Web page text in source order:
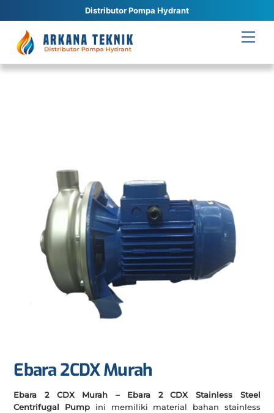
Distributor Pompa Hydrant
content
Ebara 2CDX Murah
Ebara 2 CDX Murah – Ebara 2 CDX Stainless Steel
Centrifugal Pump ini memiliki material bahan stainless